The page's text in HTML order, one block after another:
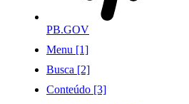
PB.GOV
Menu [1]
Busca [2]
Conteúdo [3]